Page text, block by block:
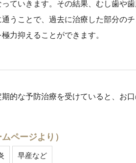
ていきます。その結果、むし歯や
うことで、過去に治療した部分の
力抑えることができます。
的な予防治療を受けていると、お
ページより）
早産など